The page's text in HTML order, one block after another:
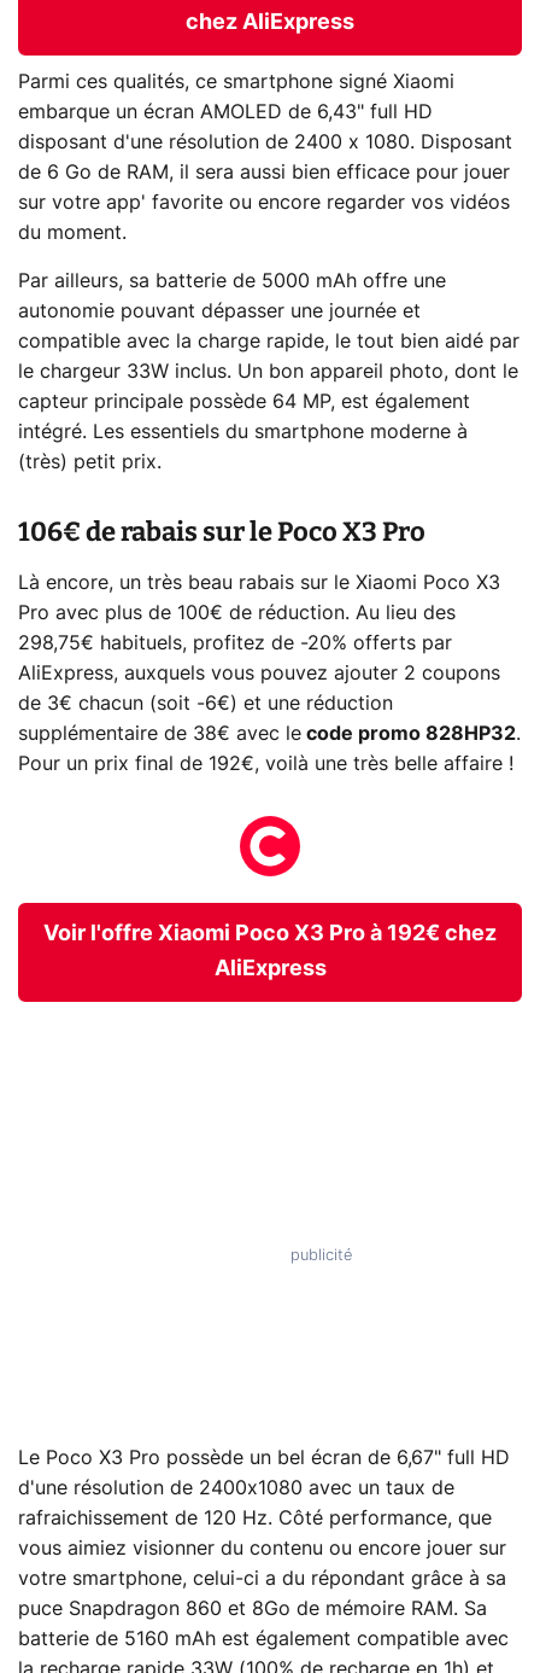
chez AliExpress
Parmi ces qualités, ce smartphone signé Xiaomi
embarque un écran AMOLED de 6,43" full HD
disposant d'une résolution de 2400 x 1080. Disposant
de 6 Go de RAM, il sera aussi bien efficace pour jouer
sur votre app' favorite ou encore regarder vos vidéos
du moment.
Par ailleurs, sa batterie de 5000 mAh offre une
autonomie pouvant dépasser une journée et
compatible avec la charge rapide, le tout bien aidé par
le chargeur 33W inclus. Un bon appareil photo, dont le
capteur principale possède 64 MP, est également
intégré. Les essentiels du smartphone moderne à
(très) petit prix.
106€ de rabais sur le Poco X3 Pro
Là encore, un très beau rabais sur le Xiaomi Poco X3
Pro avec plus de 100€ de réduction. Au lieu des
298,75€ habituels, profitez de -20% offerts par
AliExpress, auxquels vous pouvez ajouter 2 coupons
de 3€ chacun (soit -6€) et une réduction
supplémentaire de 38€ avec le code promo 828HP32.
Pour un prix final de 192€, voilà une très belle affaire !
Voir l'offre Xiaomi Poco X3 Pro à 192€ chez
AliExpress
Le Poco X3 Pro possède un bel écran de 6,67" full HD
d'une résolution de 2400x1080 avec un taux de
rafraichissement de 120 Hz. Côté performance, que
vous aimiez visionner du contenu ou encore jouer sur
votre smartphone, celui-ci a du répondant grâce à sa
puce Snapdragon 860 et 8Go de mémoire RAM. Sa
batterie de 5160 mAh est également compatible avec